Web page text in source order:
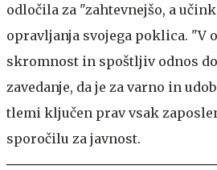
odločila za "zahtevnejšo, a
opravljanja svojega poklica. "V
skromnost in spoštljiv odnos
zavedanje, da je za varno in
tlemi ključen prav vsak
sporočilu za javnost.